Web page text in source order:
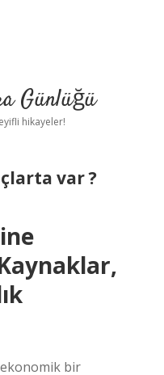
Günlüğü
hikayeler!
var ?
bir